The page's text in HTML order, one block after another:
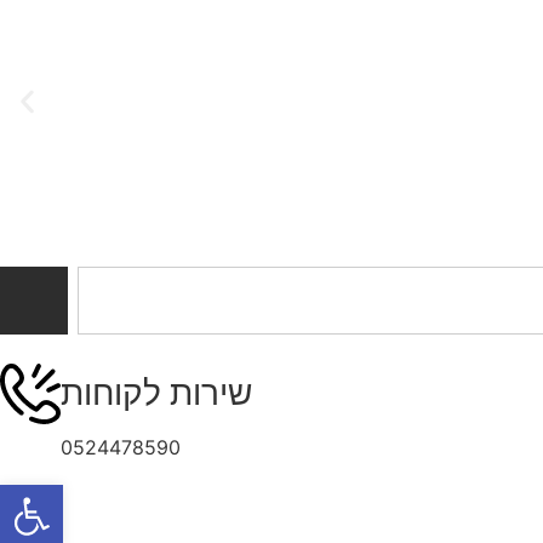
פתח
שירות לקוחות
0524478590